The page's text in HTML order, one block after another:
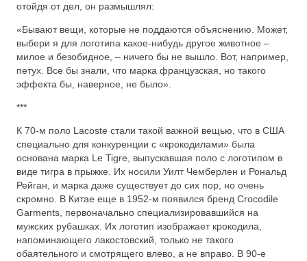
отойдя от дел, он размышлял:
«Бывают вещи, которые не поддаются объяснению. Может,
выбери я для логотипа какое-нибудь другое животное –
милое и безобидное, – ничего бы не вышло. Вот, например,
петух. Все бы знали, что марка французская, но такого
эффекта бы, наверное, не было».
***
К 70-м поло Lacoste стали такой важной вещью, что в США
специально для конкуренции с «крокодилами» была
основана марка Le Tigre, выпускавшая поло с логотипом в
виде тигра в прыжке. Их носили Уилт Чемберлен и Рональд
Рейган, и марка даже существует до сих пор, но очень
скромно. В Китае еще в 1952-м появился бренд Crocodile
Garments, первоначально специализировавшийся на
мужских рубашках. Их логотип изображает крокодила,
напоминающего лакостовский, только не такого
обаятельного и смотрящего влево, а не вправо. В 90-е